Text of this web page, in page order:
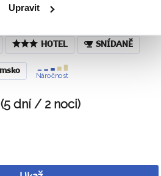
Upravit
tulipánových zahrad Evropy v
HOTEL SNÍDANĚ
Náročnost
(5 dní / 2 noci)